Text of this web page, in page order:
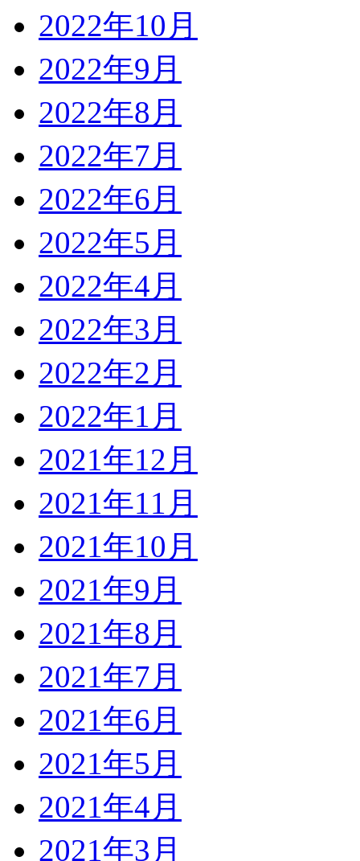
2022年10月
2022年9月
2022年8月
2022年7月
2022年6月
2022年5月
2022年4月
2022年3月
2022年2月
2022年1月
2021年12月
2021年11月
2021年10月
2021年9月
2021年8月
2021年7月
2021年6月
2021年5月
2021年4月
2021年3月